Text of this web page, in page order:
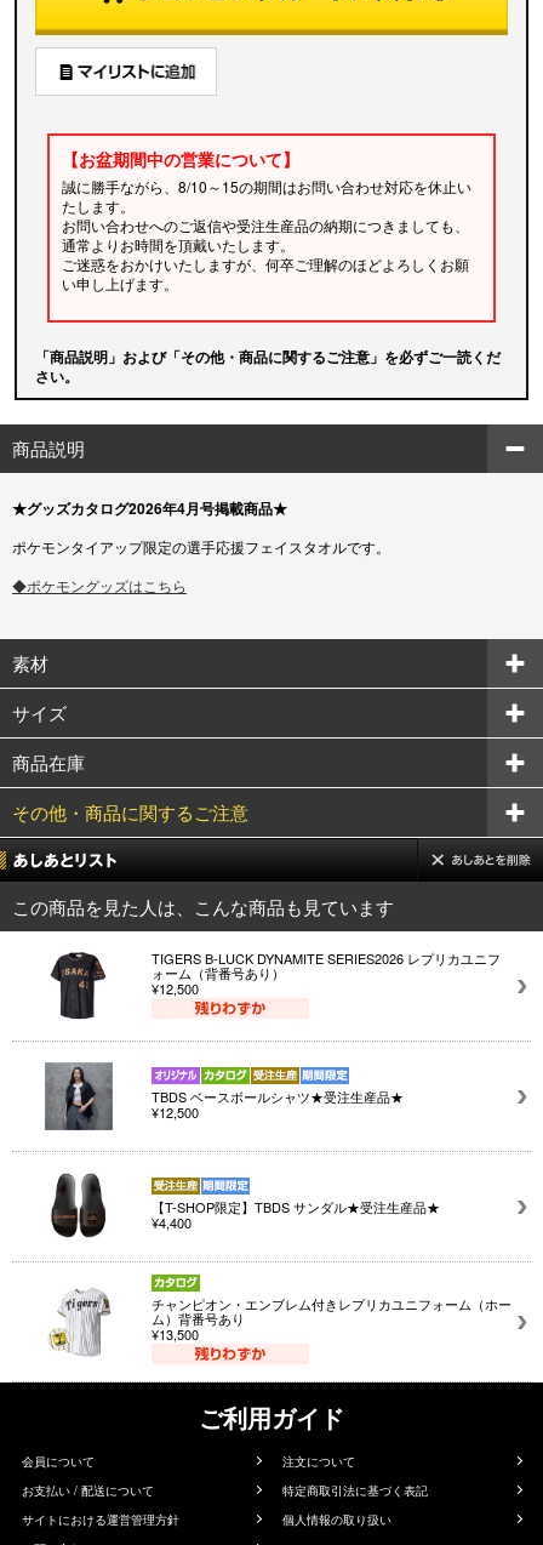
【お盆期間中の営業について】
誠に勝手ながら、8/10～15の期間はお問い合わせ対応を休止い
たします。
お問い合わせへのご返信や受注生産品の納期につきましても、
通常よりお時間を頂戴いたします。
ご迷惑をおかけいたしますが、何卒ご理解のほどよろしくお願
い申し上げます。
「商品説明」および「その他・商品に関するご注意」を必ずご一読くだ
さい。
商品説明
★グッズカタログ2026年4月号掲載商品★
ポケモンタイアップ限定の選手応援フェイスタオルです。
◆ポケモングッズはこちら
素材
サイズ
商品在庫
その他・商品に関するご注意
この商品を見た人は、こんな商品も見ています
TIGERS B-LUCK DYNAMITE SERIES2026 レプリカユニフ
ォーム（背番号あり）
¥12,500
TBDS ベースボールシャツ★受注生産品★
¥12,500
【T-SHOP限定】TBDS サンダル★受注生産品★
¥4,400
チャンピオン・エンブレム付きレプリカユニフォーム（ホー
ム）背番号あり
¥13,500
ご利用ガイド
会員について
注文について
お支払い / 配送について
特定商取引法に基づく表記
サイトにおける運営管理方針
個人情報の取り扱い